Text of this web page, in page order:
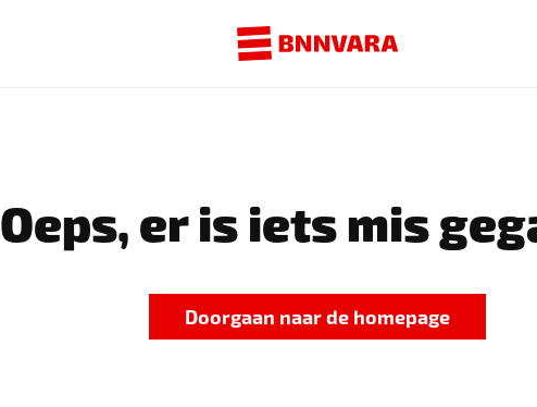
Oeps, er is iets mis
Doorgaan naar de homepage